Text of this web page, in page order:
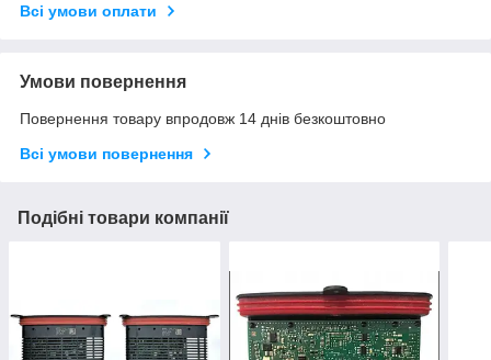
Всі умови оплати
Умови повернення
Повернення товару впродовж 14 днів безкоштовно
Всі умови повернення
Подібні товари компанії